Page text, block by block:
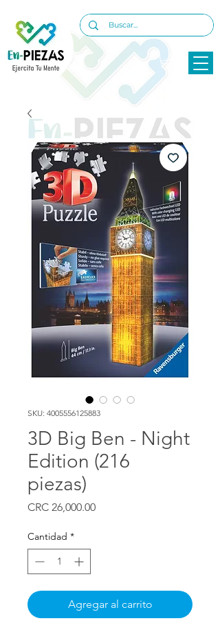
SKU: 4005556125883
3D Big Ben - Night
Edition (216
piezas)
CRC 26,000.00Precio
Cantidad *
Agregar al carrito